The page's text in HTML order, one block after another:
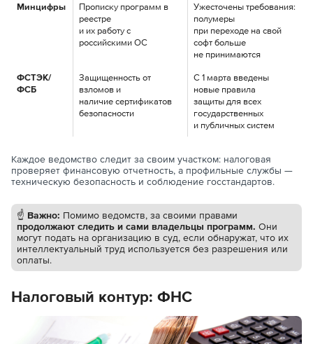
Минцифры
Прописку программ в
реестре
и их работу с
российскими ОС
Ужесточены требования:
полумеры
при переходе на свой
софт больше
не принимаются
ФСТЭК/
ФСБ
Защищенность от
взломов и
наличие сертификатов
безопасности
С 1 марта введены
новые правила
защиты для всех
государственных
и публичных систем
Каждое ведомство следит за своим участком: налоговая
проверяет финансовую отчетность, а профильные службы —
техническую безопасность и соблюдение госстандартов.
☝️ Важно: Помимо ведомств, за своими правами
продолжают следить и сами владельцы программ. Они
могут подать на организацию в суд, если обнаружат, что их
интеллектуальный труд используется без разрешения или
оплаты.
Налоговый контур: ФНС